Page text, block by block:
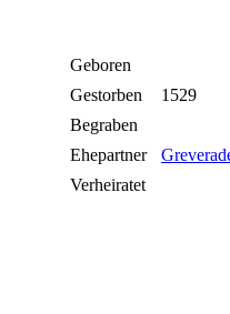
Geboren
Gestorben
1529
Begraben
Ehepartner
Verheiratet